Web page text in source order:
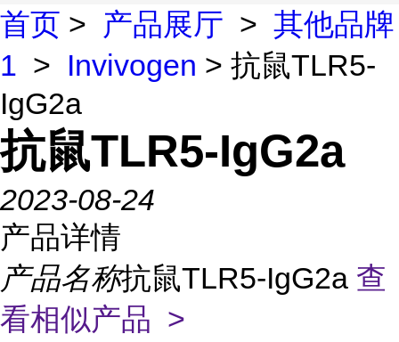
首页 > 产品展厅 > 其他品牌
1 > Invivogen > 抗鼠TLR5-
IgG2a
抗鼠TLR5-IgG2a
2023-08-24
产品详情
产品名称抗鼠TLR5-IgG2a 查
看相似产品 >